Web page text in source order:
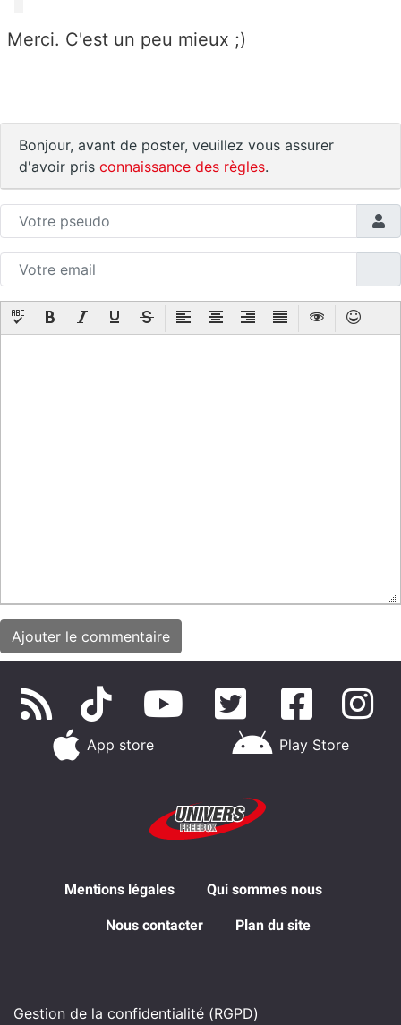
Merci. C'est un peu mieux ;)
Bonjour, avant de poster, veuillez vous assurer
d'avoir pris connaissance des règles.
App store Play Store
Mentions légales Qui sommes nous
Nous contacter Plan du site
Gestion de la confidentialité (RGPD)